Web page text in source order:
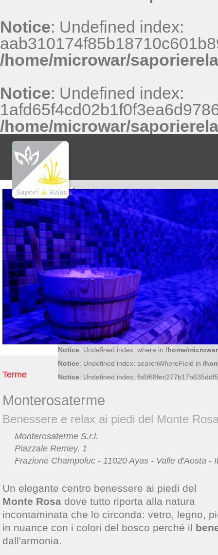
Notice: Undefined index:
/home/microwar/
Notice: Undefined index:
/home/microwar/
Notice: Undefined index:
Notice: Undefined index:
Notice: Undefined index: what in/home/
Notice: Undefined index:
Notice: Undefined index: where in /home/
Notice: Undefined index: searchWhereField in /
Notice: Undefined index:
Terme
Monterosaterme
Benessere e relax ai piedi del Monte
Monterosaterme S.r.l.
Piazzale Remey, 1
Frazione Champoluc - 11020 Ayas - Valle d'Aosta -
Un elegante centro benessere ai piedi del
Monte Rosa dove tutto riporta alla natura
incontaminata che lo circonda: vetro, legno,
in nuance con i colori del bosco perché il
dall'armonia.